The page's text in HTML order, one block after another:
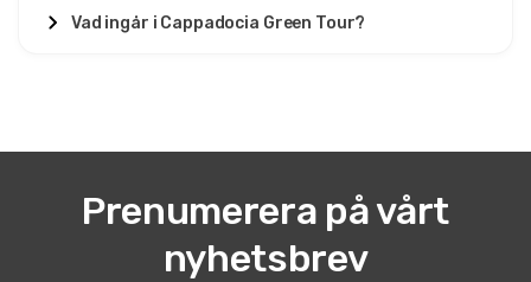
Vad ingår i Cappadocia Green Tour?
Prenumerera på vårt
nyhetsbrev